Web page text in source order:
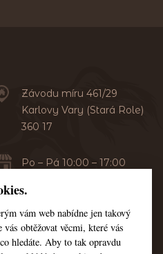
Závodu míru 461/29
Karlovy Vary (Stará Role)
360 17
Po – Pá 10:00 – 17:00
+420 353 549 410
+420 608 444 378
vám web nabídne jen takový
vás obtěžovat věcmi, které vás
hledáte. Aby to tak opravdu